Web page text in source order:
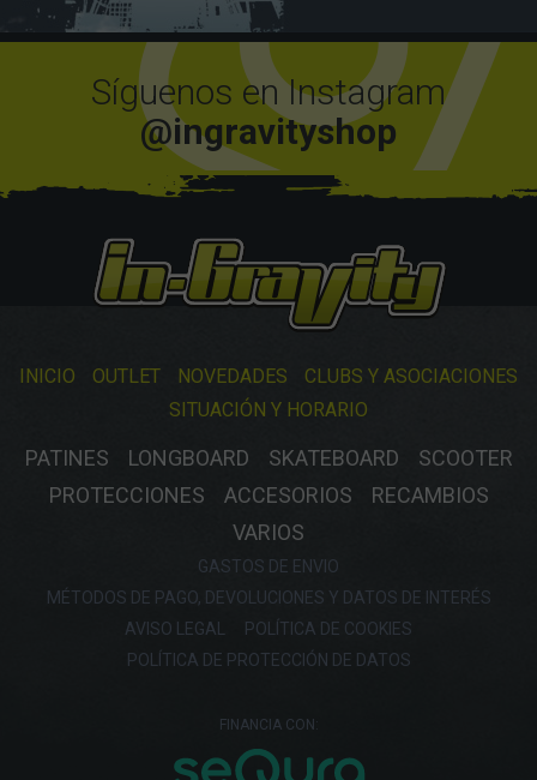
Síguenos en Instagram
@ingravityshop
INICIO OUTLET NOVEDADES
CLUBS Y ASOCIACIONES
SITUACIÓN Y HORARIO
PATINES LONGBOARD SKATEBOARD
SCOOTER
PROTECCIONES
ACCESORIOS
RECAMBIOS
VARIOS
GASTOS DE ENVIO
MÉTODOS DE PAGO, DEVOLUCIONES Y DATOS DE INTERÉS
AVISO LEGAL
POLÍTICA DE COOKIES
POLÍTICA DE PROTECCIÓN DE DATOS
FINANCIA CON: